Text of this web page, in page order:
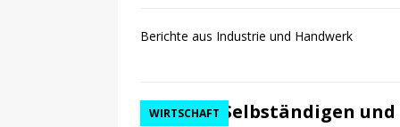
29.12.2020
NEWS
Berichte aus Industrie und Handwerk
WIRTSCHAFT Selbständigen